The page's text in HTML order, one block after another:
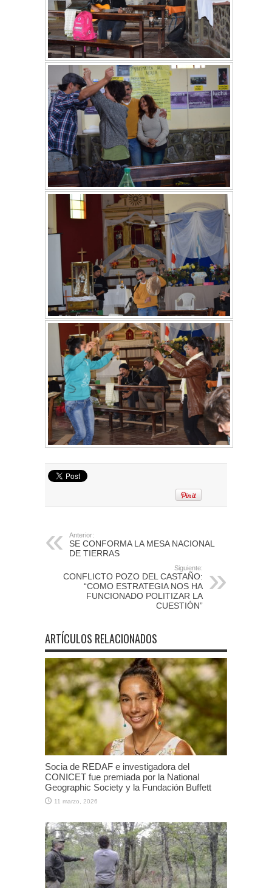
Anterior:
SE CONFORMA LA MESA NACIONAL
DE TIERRAS
Siguiente:
CONFLICTO POZO DEL CASTAÑO:
“COMO ESTRATEGIA NOS HA
FUNCIONADO POLITIZAR LA
CUESTIÓN”
ARTÍCULOS RELACIONADOS
Socia de REDAF e investigadora del
CONICET fue premiada por la National
Geographic Society y la Fundación Buffett
11 marzo, 2026